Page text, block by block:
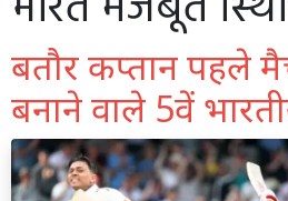
बतौर कप्तान पहले
बनाने वाले 5वें